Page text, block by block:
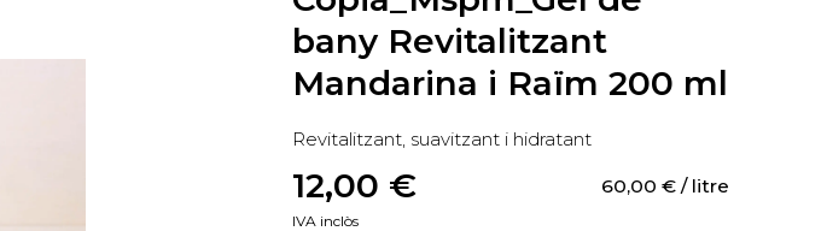
bany Revitalitzant
Mandarina i Raïm 200 ml
Revitalitzant, suavitzant i hidratant
12,00 € 60,00 € / litre
IVA inclòs